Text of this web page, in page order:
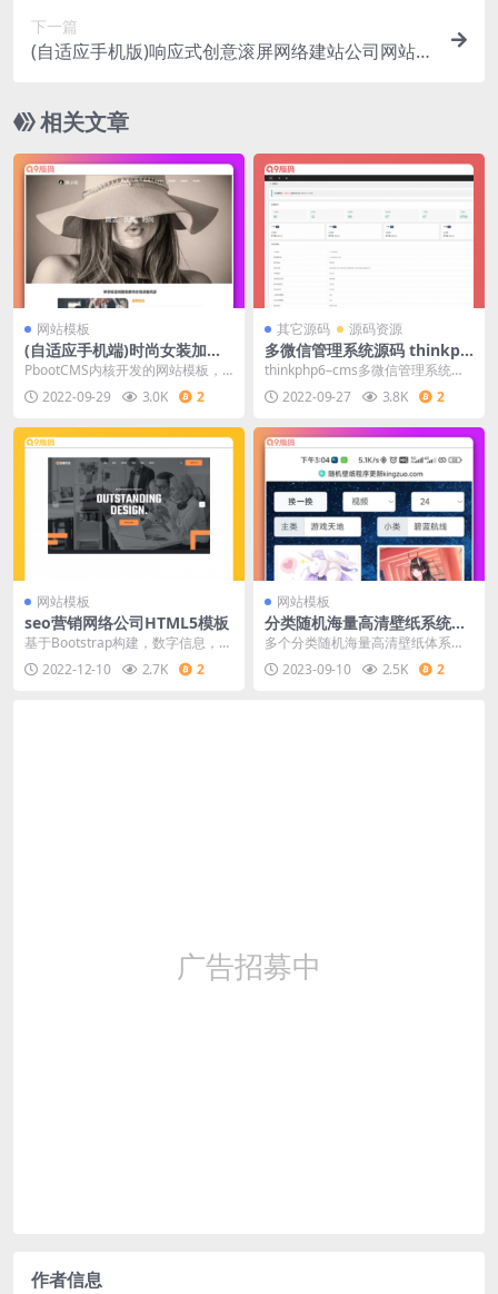
下一篇
(自适应手机版)响应式创意滚屏网络建站公司网站源
相关文章
网站模板
(自适应手机端)时尚女装加盟
网站源码 女装服装展示类网站
PbootCMS内核开发的网站模板，
该模板适用于女装服装网站、服装
加盟网站等企业
2022-09-29 3.0K 2
其它源码 源码资源
多微信管理系统源码 thinkph
p6内核
thinkphp6–cms多微信管理系统源
码，后端基于Thinkph6框架,前端
2022-09-27 3.8K 2
网站模板
seo营销网络公司HTML5模板
基于Bootstrap构建，数字信息，网
络营销服务公司网站响应式模板。
它适用于任
2022-12-10 2.7K 2
网站模板
分类随机海量高清壁纸系统源
码
多个分类随机海量高清壁纸体系代
码
2023-09-10 2.5K 2
作者信息